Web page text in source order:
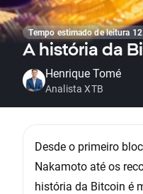
Tempo estimado de leitura
A história da
Henrique Tomé
Analista XTB
Desde o primeiro
Nakamoto até os
história da Bitcoin é